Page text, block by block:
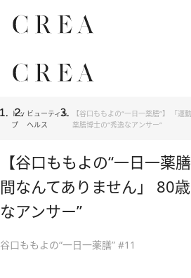
トッ
プ
ビューティ＆
ヘルス
【谷口ももよの“一日一薬膳”】 「
薬膳博士の“秀逸なアンサー”
【谷口ももよの“一日一薬
間なんてありません」 80
なアンサー”
谷口ももよの“一日一薬膳” #11